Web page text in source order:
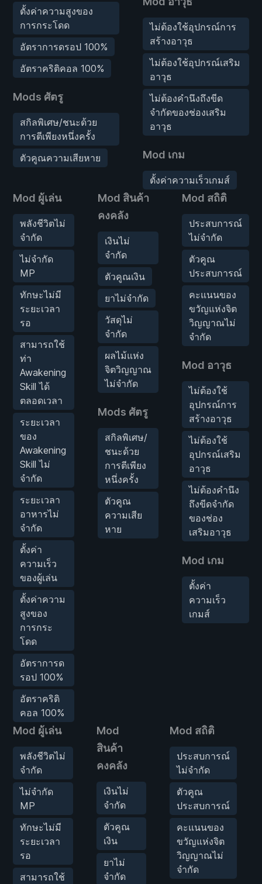
ตั้งค่าความสูงของ
การกระโดด
อัตราการดรอป 100%
อัตราคริติคอล 100%
Mods ศัตรู
สกิลพิเศษ/ชนะด้วย
การตีเพียงหนึ่งครั้ง
ตัวคูณความเสียหาย
ไม่ต้องใช้อุปกรณ์การ
สร้างอาวุธ
ไม่ต้องใช้อุปกรณ์เสริม
อาวุธ
ไม่ต้องคำนึงถึงขีด
จำกัดของช่องเสริม
อาวุธ
Mod เกม
ตั้งค่าความเร็วเกมส์
Mod ผู้เล่น
พลังชีวิตไม่
จำกัด
ไม่จำกัด
MP
ทักษะไม่มี
ระยะเวลา
รอ
สามารถใช้
ท่า
Awakening
Skill ได้
ตลอดเวลา
ระยะเวลา
ของ
Awakening
Skill ไม่
จำกัด
ระยะเวลา
อาหารไม่
จำกัด
ตั้งค่า
ความเร็ว
ของผู้เล่น
ตั้งค่าความ
สูงของ
การกระ
โดด
อัตราการด
รอป 100%
อัตราคริติ
คอล 100%
Mod สินค้า
คงคลัง
เงินไม่
จำกัด
ตัวคูณเงิน
ยาไม่จำกัด
วัสดุไม่
จำกัด
ผลไม้แห่ง
จิตวิญญาณ
ไม่จำกัด
Mods ศัตรู
สกิลพิเศษ/
ชนะด้วย
การตีเพียง
หนึ่งครั้ง
ตัวคูณ
ความเสีย
หาย
Mod สถิติ
ประสบการณ์
ไม่จำกัด
ตัวคูณ
ประสบการณ์
คะแนนของ
ขวัญแห่งจิต
วิญญาณไม่
จำกัด
Mod อาวุธ
ไม่ต้องใช้
อุปกรณ์การ
สร้างอาวุธ
ไม่ต้องใช้
อุปกรณ์เสริม
อาวุธ
ไม่ต้องคำนึง
ถึงขีดจำกัด
ของช่อง
เสริมอาวุธ
Mod เกม
ตั้งค่า
ความเร็ว
เกมส์
Mod ผู้เล่น
พลังชีวิตไม่
จำกัด
ไม่จำกัด
MP
ทักษะไม่มี
ระยะเวลา
รอ
สามารถใช้
Mod
สินค้า
คงคลัง
เงินไม่
จำกัด
ตัวคูณ
เงิน
ยาไม่
จำกัด
Mod สถิติ
ประสบการณ์
ไม่จำกัด
ตัวคูณ
ประสบการณ์
คะแนนของ
ขวัญแห่งจิต
วิญญาณไม่
จำกัด